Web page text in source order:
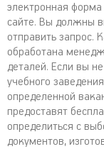
электронная
сайте. Вы должны
отправить запрос.
обработана
деталей. Если вы
учебного
определенной
предоставят
определиться с
документов,